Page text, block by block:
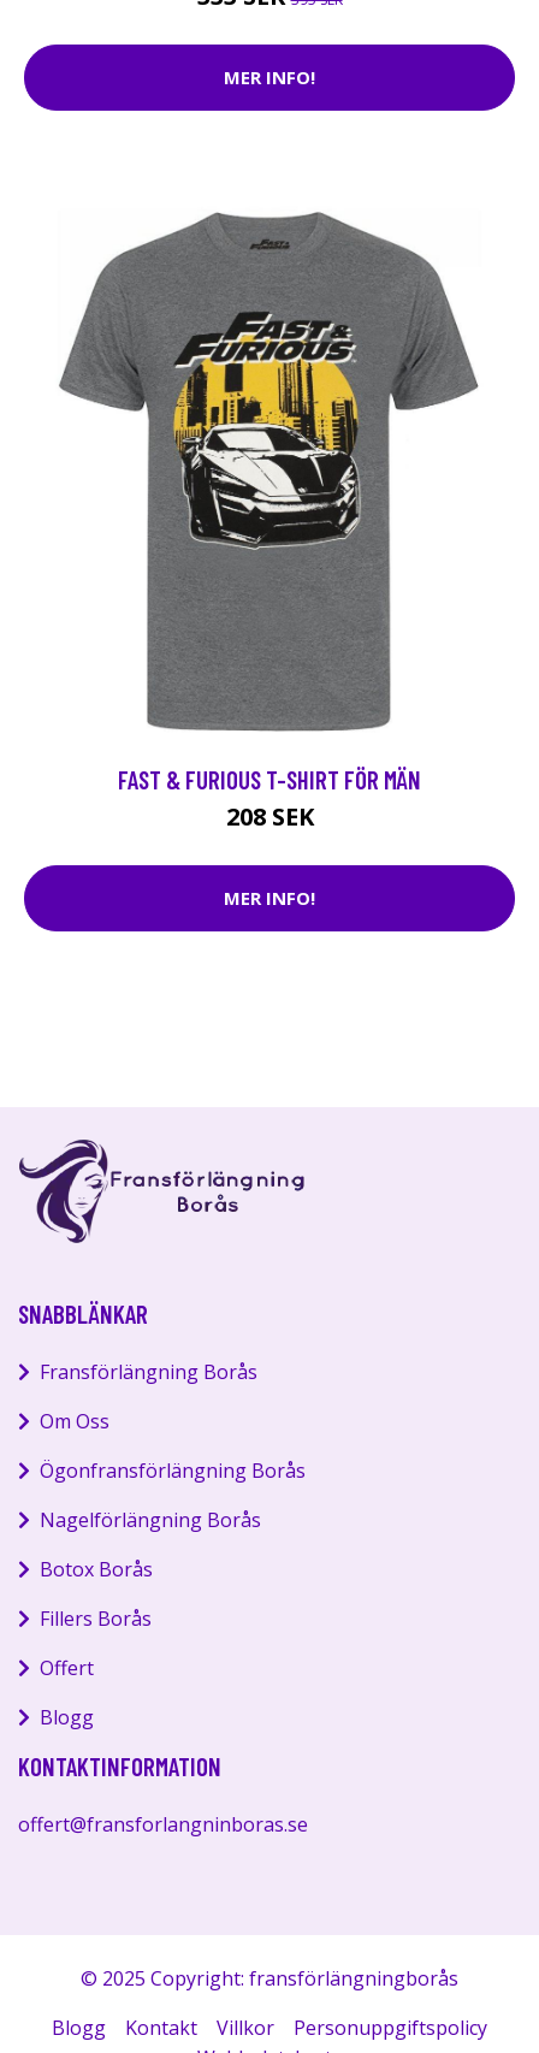
MER INFO!
FAST & FURIOUS T-SHIRT FÖR MÄN
208 SEK
MER INFO!
SNABBLÄNKAR
Fransförlängning Borås
Om Oss
Ögonfransförlängning Borås
Nagelförlängning Borås
Botox Borås
Fillers Borås
Offert
Blogg
KONTAKTINFORMATION
offert@fransforlangninboras.se
© 2025 Copyright: fransförlängningborås
Blogg
Kontakt Villkor
Personuppgiftspolicy